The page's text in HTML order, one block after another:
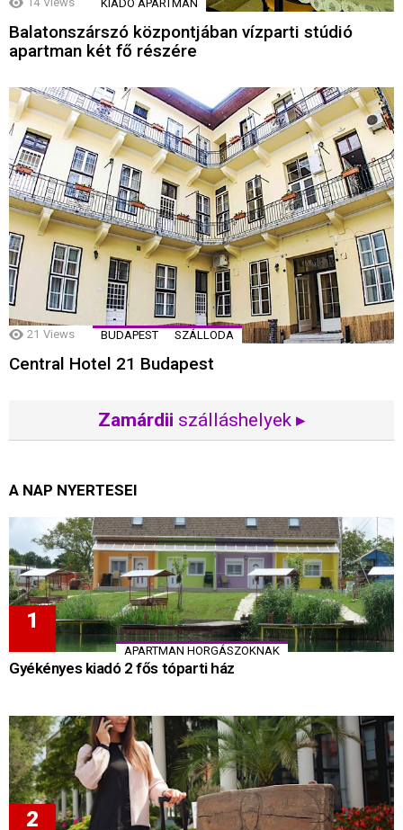
KIADÓ APARTMAN
Balatonszárszó központjában vízparti stúdió
apartman két fő részére
21 Views BUDAPEST SZÁLLODA
Central Hotel 21 Budapest
Zamárdii szálláshelyek ▸
A NAP NYERTESEI
APARTMAN HORGÁSZOKNAK
Gyékényes kiadó 2 fős tóparti ház